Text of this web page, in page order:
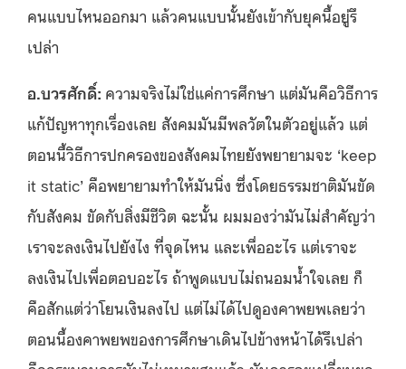
คนแบบไหนออกมา แล้วคนแบบนั้นยังเข้ากับยุคนี้อยู่รึ
เปล่า
อ.บวรศักดิ์: ความจริงไม่ใช่แค่การศึกษา แต่มันคือวิธีการ
แก้ปัญหาทุกเรื่องเลย สังคมมันมีพลวัตในตัวอยู่แล้ว แต่
ตอนนี้วิธีการปกครองของสังคมไทยยังพยายามจะ ‘keep
it static’ คือพยายามทำให้มันนิ่ง ซึ่งโดยธรรมชาติมันขัด
กับสังคม ขัดกับสิ่งมีชีวิต ฉะนั้น ผมมองว่ามันไม่สำคัญว่า
เราจะลงเงินไปยังไง ที่จุดไหน และเพื่ออะไร แต่เราจะ
ลงเงินไปเพื่อตอบอะไร ถ้าพูดแบบไม่ถนอมน้ำใจเลย ก็
คือสักแต่ว่าโยนเงินลงไป แต่ไม่ได้ไปดูองคาพยพเลยว่า
ตอนนี้องคาพยพของการศึกษาเดินไปข้างหน้าได้รึเปล่า